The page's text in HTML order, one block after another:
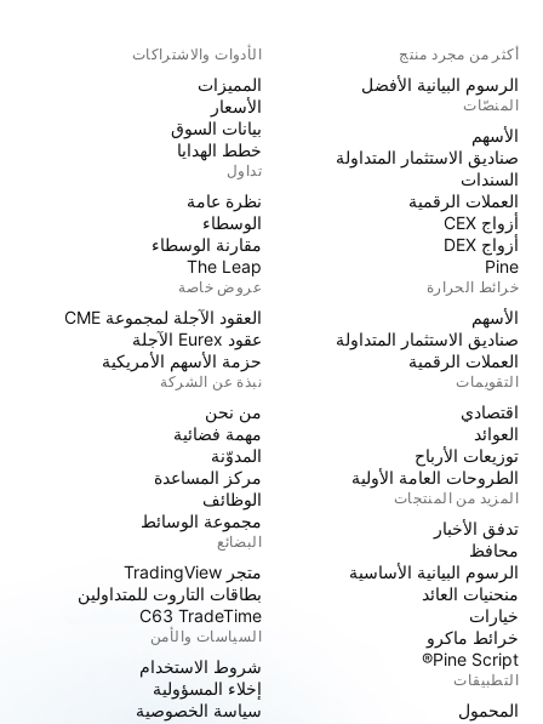
أكثر من مجرد منتج
الرسوم البيانية الأفضل
المنصّات
الأسهم
صناديق الاستثمار المتداولة
السندات
العملات الرقمية
أزواج CEX
أزواج DEX
Pine
خرائط الحرارة
الأسهم
صناديق الاستثمار المتداولة
العملات الرقمية
التقويمات
اقتصادي
العوائد
توزيعات الأرباح
الطروحات العامة الأولية
المزيد من المنتجات
تدفق الأخبار
محافظ
الرسوم البيانية الأساسية
منحنيات العائد
خيارات
خرائط ماكرو
Pine Script®
التطبيقات
المحمول
الأدوات والاشتراكات
المميزات
الأسعار
بيانات السوق
خطط الهدايا
تداول
نظرة عامة
الوسطاء
مقارنة الوسطاء
The Leap
عروض خاصة
العقود الآجلة لمجموعة CME
عقود Eurex الآجلة
حزمة الأسهم الأمريكية
نبذة عن الشركة
من نحن
مهمة فضائية
المدوّنة
مركز المساعدة
الوظائف
مجموعة الوسائط
البضائع
متجر TradingView
بطاقات التاروت للمتداولين
C63 TradeTime
السياسات والأمن
شروط الاستخدام
إخلاء المسؤولية
سياسة الخصوصية